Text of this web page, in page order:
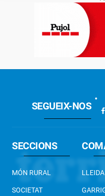
SEGUEIX-NOS
SECCIONS
MÓN RURAL
SOCIETAT
LLEIDA